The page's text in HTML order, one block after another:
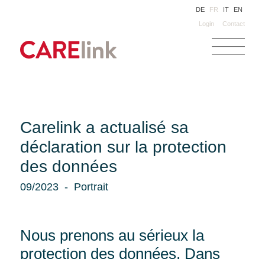
Login Contact
DE FR IT EN
Carelink a actualisé sa
déclaration sur la protection
des données
09/2023 Portrait
Nous prenons au sérieux la
protection des données. Dans